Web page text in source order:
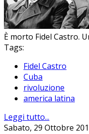
È morto Fidel Castro.
Tags:
Fidel Castro
Cuba
rivoluzione
america latina
Leggi tutto...
Sabato, 29 Ottobre